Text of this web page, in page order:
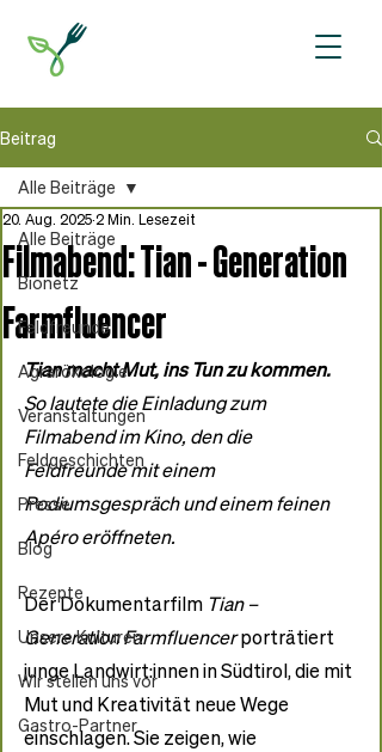
Beitrag
Alle Beiträge
Bionetz
Feldfreunde
Agrarökologie
Veranstaltungen
Feldgeschichten
Presse
Blog
Rezepte
Unsere Kulturen
Wir stellen uns vor
Gastro-Partner
Alle Beiträge
Filmabend: Tian - Generation
Farmfluencer
20. Aug. 2025 2 Min. Lesezeit
Tian macht Mut, ins Tun zu kommen.
So lautete die Einladung zum
Filmabend im Kino, den die
Feldfreunde mit einem
Podiumsgespräch und einem feinen
Apéro eröffneten.
Der Dokumentarfilm Tian –
Generation Farmfluencer porträtiert
junge Landwirt:innen in Südtirol, die mit
Mut und Kreativität neue Wege
einschlagen. Sie zeigen, wie